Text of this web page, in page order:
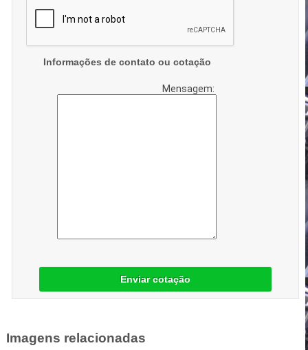
Informações de contato ou cotação
Mensagem:
Enviar cotação
Imagens relacionadas